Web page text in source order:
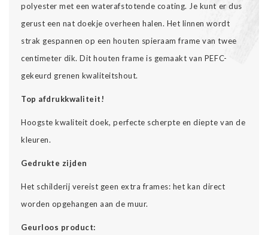
polyester met een waterafstotende coating. Je kunt er dus
gerust een nat doekje overheen halen. Het linnen wordt
strak gespannen op een houten spieraam frame van twee
centimeter dik. Dit houten frame is gemaakt van PEFC-
gekeurd grenen kwaliteitshout.
Top afdrukkwaliteit!
Hoogste kwaliteit doek, perfecte scherpte en diepte van de
kleuren.
Gedrukte zijden
Het schilderij vereist geen extra frames: het kan direct
worden opgehangen aan de muur.
Geurloos product: